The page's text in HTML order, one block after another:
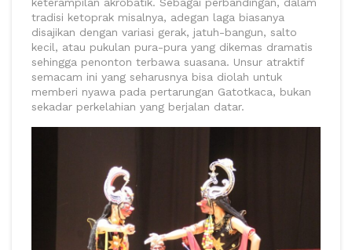
tradisi ketoprak misalnya, adegan laga biasanya
disajikan dengan variasi gerak, jatuh-bangun, salto
kecil, atau pukulan pura-pura yang dikemas dramatis
sehingga penonton terbawa suasana. Unsur atraktif
semacam ini yang seharusnya bisa diolah untuk
memberi nyawa pada pertarungan Gatotkaca, bukan
sekadar perkelahian yang berjalan datar.